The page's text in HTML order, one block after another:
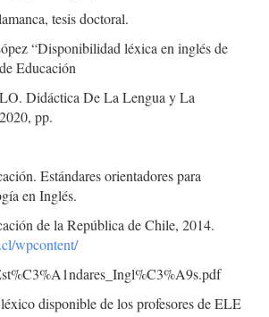
tesis doctoral.
“Disponibilidad léxica en inglés de
Educación
Didáctica De La Lengua y La
pp.
Estándares orientadores para
en Inglés.
de la República de Chile, 2014.
wpcontent/
disponible de los profesores de ELE